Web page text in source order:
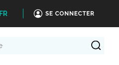
FR SE CONNECTER